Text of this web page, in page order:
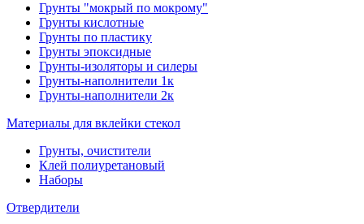
Грунты "мокрый по мокрому"
Грунты кислотные
Грунты по пластику
Грунты эпоксидные
Грунты-изоляторы и силеры
Грунты-наполнители 1к
Грунты-наполнители 2к
Материалы для вклейки стекол
Грунты, очистители
Клей полиуретановый
Наборы
Отвердители